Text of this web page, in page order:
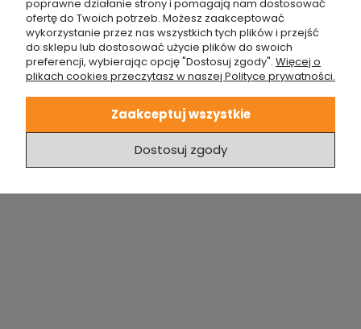
W przypadku stwierdzenia wady produktu uzupełnij
formularz obok. Jeśli będzie to konieczne odezwiemy
się do Ciebie z dodatkowymi pytaniami. Zgodnie z
prawem w ciągu 14 dni reklamacja zostanie
rozpatrzona. O kolejnych krokach będziemy Cię
informować mailowo lub telefonicznie.
poprawne działanie strony i pomagają nam dostosować
ofertę do Twoich potrzeb. Możesz zaakceptować
wykorzystanie przez nas wszystkich tych plików i przejść
do sklepu lub dostosować użycie plików do swoich
preferencji, wybierając opcję "Dostosuj zgody". Więcej o
plikach cookies przeczytasz w naszej Polityce prywatności.
Dostosuj zgody
Zaakceptuj wszystkie